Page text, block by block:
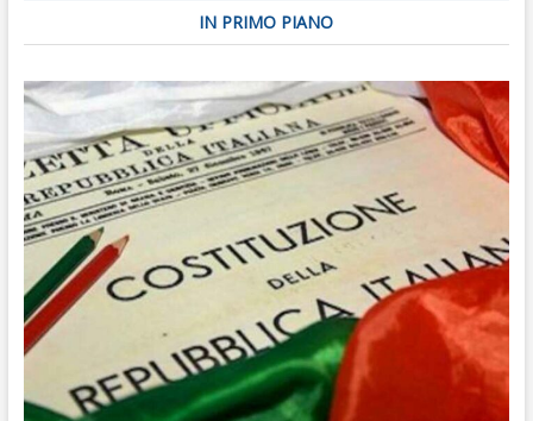
IN PRIMO PIANO